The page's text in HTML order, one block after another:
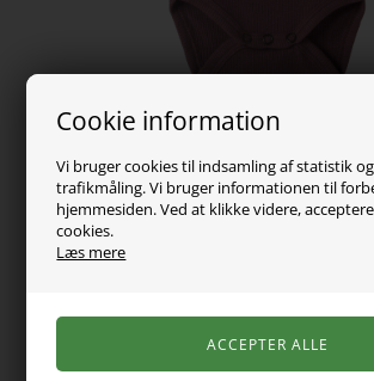
Cookie information
Vi bruger cookies til indsamling af statistik
trafikmåling. Vi bruger informationen til
hjemmesiden. Ved at klikke videre,
cookies.
Læs mere
99,00DKK
Vælg Størrelse